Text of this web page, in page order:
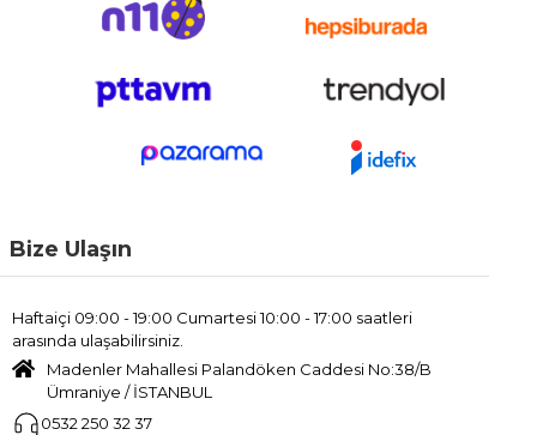
Bize Ulaşın
Haftaiçi 09:00 - 19:00 Cumartesi 10:00 - 17:00 saatleri
arasında ulaşabilirsiniz.
Madenler Mahallesi Palandöken Caddesi No:38/B
Ümraniye / İSTANBUL
0532 250 32 37